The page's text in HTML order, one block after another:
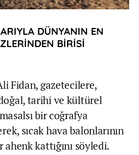
DÜNYANIN EN
BİRİSİ
Fidan, gazetecilere,
tarihi ve kültürel
bir coğrafya
sıcak hava balonlarının
kattığını söyledi.